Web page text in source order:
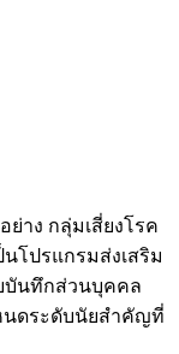
าง กลุ่มเสี่ยงโรค
โปรแกรมส่งเสริม
บันทึกส่วนบุคคล
นดระดับนัยสำคัญที่